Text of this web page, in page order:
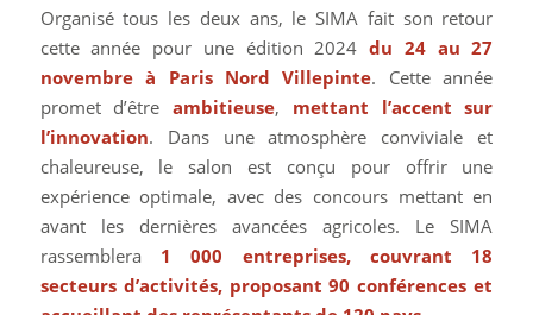
Organisé tous les deux ans, le SIMA fait son retour
cette année pour une édition 2024du 24 au 27
novembre à Paris Nord Villepinte. Cette année
promet d’êtreambitieuse, mettant l’accent sur
l’innovation. Dans une atmosphère conviviale et
chaleureuse, le salon est conçu pour offrir une
expérience optimale, avec des concours mettant en
avant les dernières avancées agricoles. Le SIMA
rassemblera 1 000 entreprises, couvrant 18
secteurs d’activités, proposant 90 conférences et